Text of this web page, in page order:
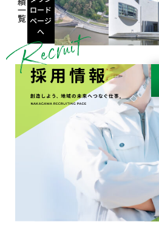
一
覧
ロード
ページ
へ
採用情報